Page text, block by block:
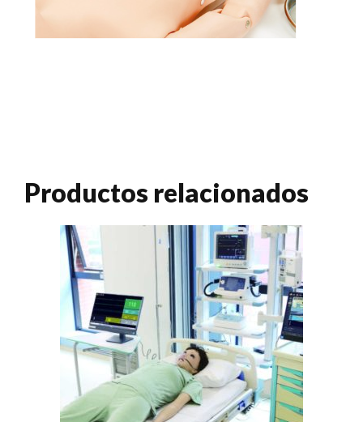
Productos relacionados